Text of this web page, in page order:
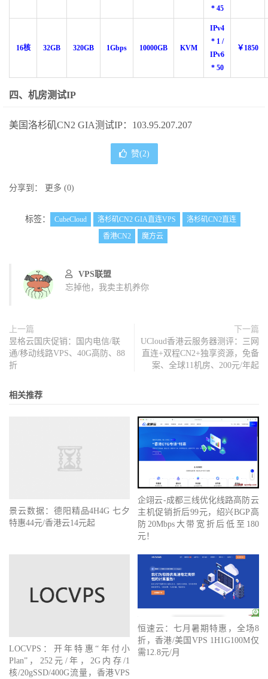
* 45
16核 32GB 320GB 1Gbps 10000GB KVM
IPv4
* 1 /
IPv6
* 50
￥1850
四、机房测试IP
美国洛杉矶CN2 GIA测试IP：103.95.207.207
赞(2)
分享到： 更多 (0)
标签： CubeCloud 洛杉矶CN2 GIA直连VPS
洛杉矶CN2直连
香港CN2
魔方云
VPS联盟
忘掉他，我卖主机养你
上一篇
昱格云国庆促销：国内电信/联
通/移动线路VPS、40G高防、88
折
下一篇
UCloud香港云服务器测评：三网
直连+双程CN2+独享资源，免备
案、全球11机房、200元/年起
相关推荐
景云数据：德阳精品4H4G 七夕
特惠44元/香港云14元起
企翊云-成都三线优化线路高防云
主机促销折后99元，绍兴BGP高
防20Mbps大带宽折后低至180
元！
LOCVPS：开年特惠“年付小
Plan”，252元/年，2G内存/1
核/20gSSD/400G流量，香港VPS
恒速云：七月暑期特惠，全场8
折，香港/美国VPS 1H1G100M仅
需12.8元/月